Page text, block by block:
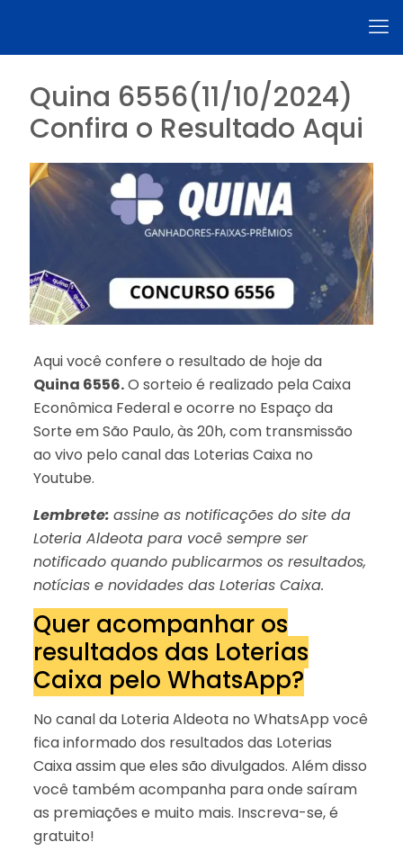
Quina 6556(11/10/2024)
Confira o Resultado Aqui
Aqui você confere o resultado de hoje da
Quina 6556.O sorteio é realizado pela Caixa
Econômica Federal e ocorre no Espaço da
Sorte em São Paulo, às 20h, com transmissão
ao vivo pelo canal das Loterias Caixa no
Youtube.
Lembrete: assine as notificações do site da
Loteria Aldeota para você sempre ser
notificado quando publicarmos os resultados,
notícias e novidades das Loterias Caixa.
Quer acompanhar os
resultados das Loterias
Caixa pelo WhatsApp?
No canal da Loteria Aldeota no WhatsApp você
fica informado dos resultados das Loterias
Caixa assim que eles são divulgados. Além disso
você também acompanha para onde saíram
as premiações e muito mais. Inscreva-se, é
gratuito!